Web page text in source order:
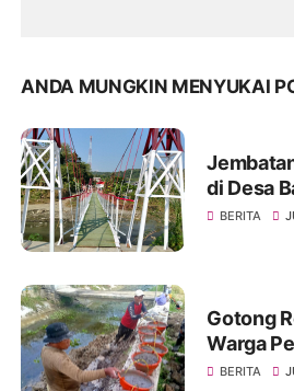
ANDA MUNGKIN MENYUKAI
di Desa
BERITA
Gotong
Warga
BERITA